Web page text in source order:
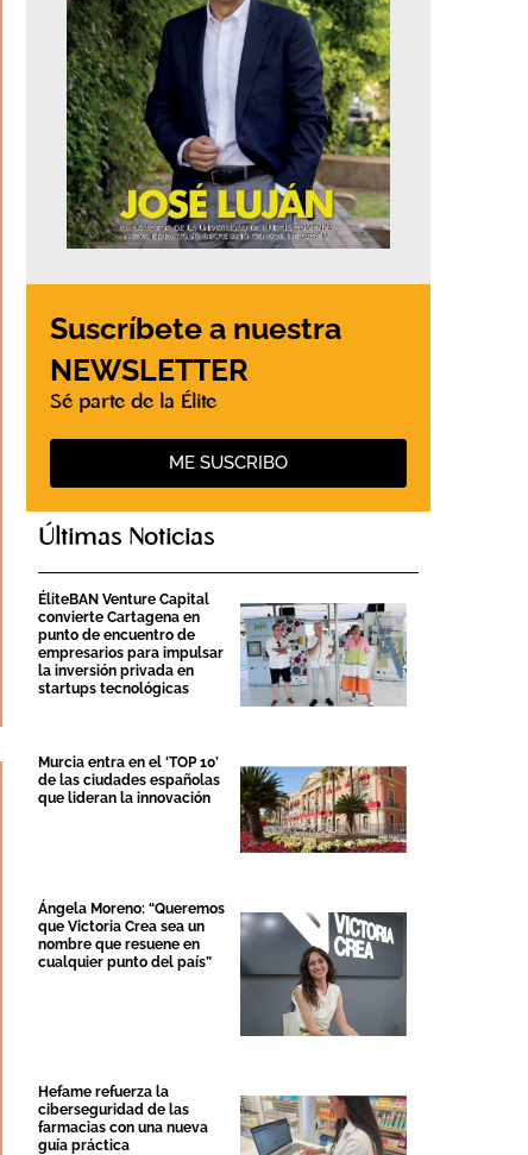
Suscríbete a nuestra
NEWSLETTER
Sé parte de la Élite
ME SUSCRIBO
Últimas Noticias
ÉliteBAN Venture Capital
convierte Cartagena en
punto de encuentro de
empresarios para impulsar
la inversión privada en
startups tecnológicas
Murcia entra en el ‘TOP 10’
de las ciudades españolas
que lideran la innovación
Ángela Moreno: “Queremos
que Victoria Crea sea un
nombre que resuene en
cualquier punto del país”
Hefame refuerza la
ciberseguridad de las
farmacias con una nueva
guía práctica